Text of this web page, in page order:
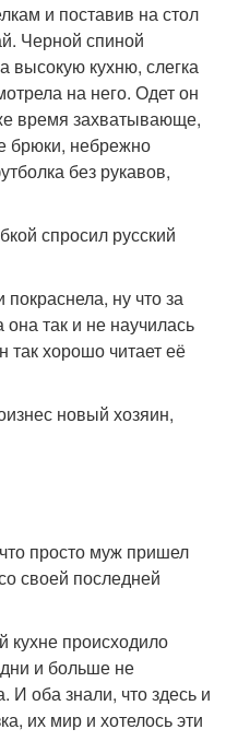
и поставив на стол
Черной спиной
высокую кухню, слегка
на него. Одет он
время захватывающе,
брюки, небрежно
без рукавов,
спросил русский
ну что за
так и не научилась
так хорошо читает её
новый хозяин,
просто муж пришел
своей последней
происходило
и больше не
И оба знали, что здесь и
их мир и хотелось эти